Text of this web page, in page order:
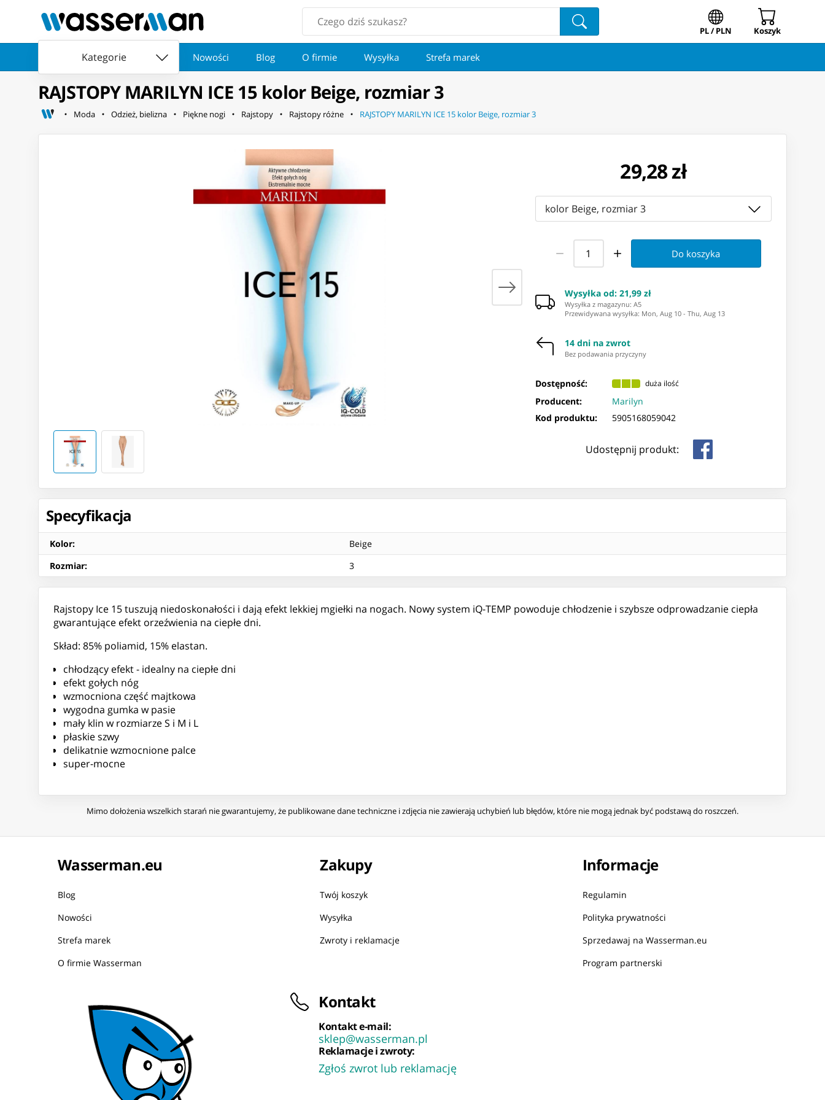
PL / PLN Koszyk
Kategorie Nowości Blog O firmie Wysyłka Strefa marek
RAJSTOPY MARILYN ICE 15 kolor Beige, rozmiar 3
Moda Odzież, bielizna Piękne nogi Rajstopy Rajstopy różne RAJSTOPY MARILYN ICE 15 kolor Beige, rozmiar 3
29,28 zł
kolor Beige, rozmiar 3
Do koszyka
Wysyłka od:21,99 zł
Wysyłka z magazynu: ⁨A5⁩
Przewidywana wysyłka: Mon, Aug 10 -Thu, Aug 13
14 dni na zwrot
Bez podawania przyczyny
Dostępność: duża ilość
Producent:
Marilyn
Kod produktu:
5905168059042
Udostępnij produkt:
Specyfikacja
Kolor:
Beige
Rozmiar: 3
Rajstopy Ice 15 tuszują niedoskonałości i dają efekt lekkiej mgiełki na nogach. Nowy system iQ-TEMP powoduje chłodzenie i szybsze odprowadzanie ciepła
gwarantujące efekt orzeźwienia na ciepłe dni.
Skład: 85% poliamid, 15% elastan.
chłodzący efekt - idealny na ciepłe dni
efekt gołych nóg
wzmocniona część majtkowa
wygodna gumka w pasie
mały klin w rozmiarze S i M i L
płaskie szwy
delikatnie wzmocnione palce
super-mocne
Mimo dołożenia wszelkich starań nie gwarantujemy, że publikowane dane techniczne i zdjęcia nie zawierają uchybień lub błędów, które nie mogą jednak być podstawą do roszczeń.
Wasserman.eu
Blog
Nowości
Strefa marek
O firmie Wasserman
Zakupy
Twój koszyk
Wysyłka
Zwroty i reklamacje
Informacje
Regulamin
Polityka prywatności
Sprzedawaj na Wasserman.eu
Program partnerski
Kontakt
Kontakt e-mail:
sklep@wasserman.pl
Reklamacje i zwroty:
Zgłoś zwrot lub reklamację